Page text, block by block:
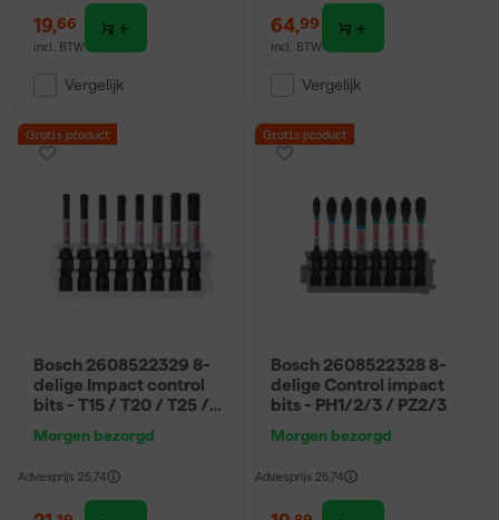
19,66
incl. BTW
Vergelijk
64,99
incl. BTW
Vergelijk
Gratis product
Bosch 2608522329 8-
delige Impact control
bits - T15 / T20 / T25 /
Morgen bezorgd
Adviesprijs 25,74
Gratis product
Bosch 2608522328 8-
delige Control impact
bits - PH1/2/3 / PZ2/3
Morgen bezorgd
Adviesprijs 25,74